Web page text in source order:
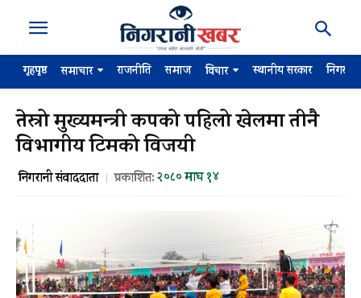
गृहपृष्ठ समाचार राजनीति समाज विचार स्थानीय सरकार
तेस्रो मुख्यमन्त्री कपको पहिलो खेलमा तीनै
विभागीय टिमको विजयी
निगरानी संवाददाता प्रकाशित:२०८० माघ १४